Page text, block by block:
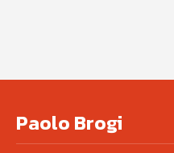
Paolo Brogi